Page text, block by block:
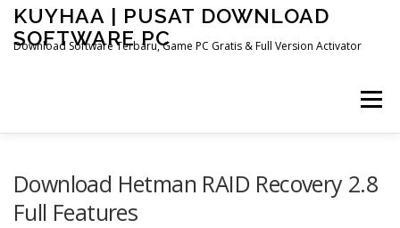
Skip
content
KUYHAA | PUSAT DOWNLOAD
SOFTWARE PC
Download Software Terbaru, Game PC Gratis & Full Version Activator
Menu
Download Hetman RAID Recovery 2.8
Full Features